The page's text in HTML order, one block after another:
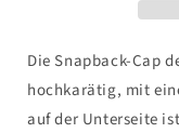
Die Snapback-Cap
hochkarätig, mit
auf der Unterseite